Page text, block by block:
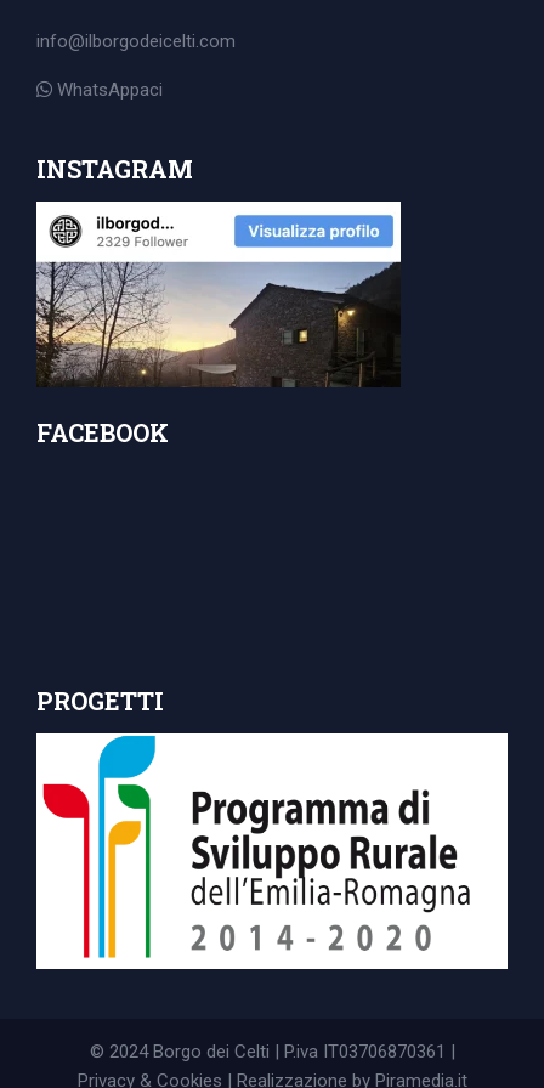
info@ilborgodeicelti.com
WhatsAppaci
INSTAGRAM
FACEBOOK
PROGETTI
© 2024 Borgo dei Celti | P.iva IT03706870361 |
Privacy & Cookies | Realizzazione by Piramedia.it